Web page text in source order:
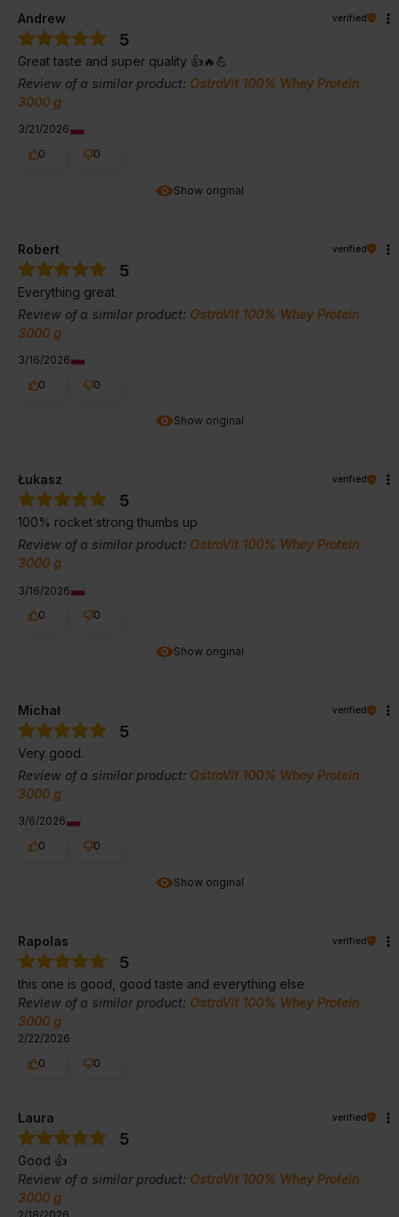
Show original
Andrew verified
5
Great taste and super quality 👍🔥💪
Review of a similar product: OstroVit 100% Whey Protein
3000 g
3/21/2026
0
0
Show original
Robert verified
5
Everything great
Review of a similar product: OstroVit 100% Whey Protein
3000 g
3/16/2026
0
0
Show original
Łukasz verified
5
100% rocket strong thumbs up
Review of a similar product: OstroVit 100% Whey Protein
3000 g
3/16/2026
0
0
Show original
Michał verified
5
Very good.
Review of a similar product: OstroVit 100% Whey Protein
3000 g
3/6/2026
0
0
Rapolas verified
5
this one is good, good taste and everything else
Review of a similar product: OstroVit 100% Whey Protein
3000 g
2/22/2026
0
0
Laura verified
5
Good 👍️
Review of a similar product: OstroVit 100% Whey Protein
3000 g